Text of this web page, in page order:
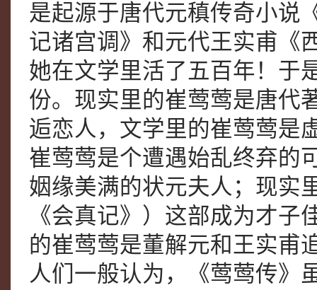
是起源于唐代元稹传奇小说
记诸宫调》和元代王实甫《
她在文学里活了五百年！于
份。现实里的崔莺莺是唐代
逅恋人，文学里的崔莺莺是
崔莺莺是个遭遇始乱终弃的
姻缘美满的状元夫人；现实
《会真记》）这部成为才
的崔莺莺是董解元和王实甫
人们一般认为，《莺莺传》